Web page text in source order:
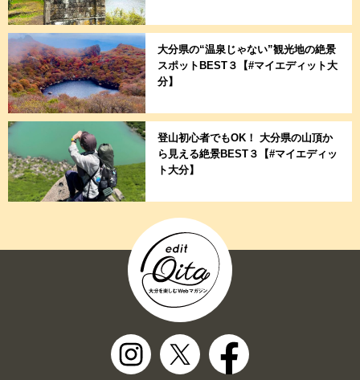
大分県の“温泉じゃない”観光地の絶景
スポットBEST３【#マイエディット大
分】
登山初心者でもOK！ 大分県の山頂か
ら見える絶景BEST３【#マイエディッ
ト大分】